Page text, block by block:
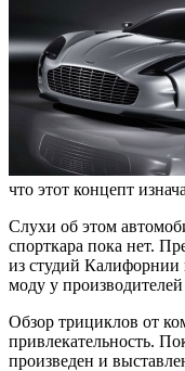
что этот концепт
Слухи об этом
спорткара пока нет.
из студий Калифорнии
моду у
Обзор трициклов от
привлекательность.
произведен и